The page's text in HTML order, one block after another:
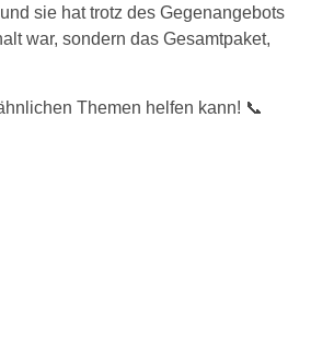
sie hat trotz des Gegenangebots
war, sondern das Gesamtpaket,
Themen helfen kann! 📞